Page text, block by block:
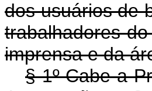
dos usuários de
trabalhadores
imprensa e da
§ 1º Cabe a